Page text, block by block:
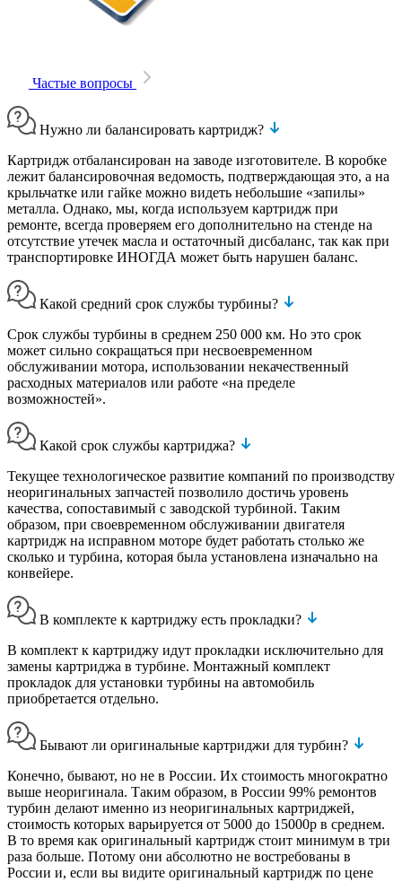
Частые вопросы
Нужно ли балансировать картридж?
Картридж отбалансирован на заводе изготовителе. В коробке
лежит балансировочная ведомость, подтверждающая это, а на
крыльчатке или гайке можно видеть небольшие «запилы»
металла. Однако, мы, когда используем картридж при
ремонте, всегда проверяем его дополнительно на стенде на
отсутствие утечек масла и остаточный дисбаланс, так как при
транспортировке ИНОГДА может быть нарушен баланс.
Какой средний срок службы турбины?
Срок службы турбины в среднем 250 000 км. Но это срок
может сильно сокращаться при несвоевременном
обслуживании мотора, использовании некачественный
расходных материалов или работе «на пределе
возможностей».
Какой срок службы картриджа?
Текущее технологическое развитие компаний по производству
неоригинальных запчастей позволило достичь уровень
качества, сопоставимый с заводской турбиной. Таким
образом, при своевременном обслуживании двигателя
картридж на исправном моторе будет работать столько же
сколько и турбина, которая была установлена изначально на
конвейере.
В комплекте к картриджу есть прокладки?
В комплект к картриджу идут прокладки исключительно для
замены картриджа в турбине. Монтажный комплект
прокладок для установки турбины на автомобиль
приобретается отдельно.
Бывают ли оригинальные картриджи для турбин?
Конечно, бывают, но не в России. Их стоимость многократно
выше неоригинала. Таким образом, в России 99% ремонтов
турбин делают именно из неоригинальных картриджей,
стоимость которых варьируется от 5000 до 15000р в среднем.
В то время как оригинальный картридж стоит минимум в три
раза больше. Потому они абсолютно не востребованы в
России и, если вы видите оригинальный картридж по цене